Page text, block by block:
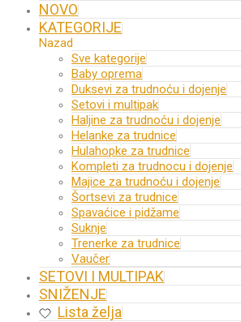
NOVO
KATEGORIJE
Nazad
Sve kategorije
Baby oprema
Duksevi za trudnoću i dojenje
Setovi i multipak
Haljine za trudnoću i dojenje
Helanke za trudnice
Hulahopke za trudnice
Kompleti za trudnocu i dojenje
Majice za trudnoću i dojenje
Šortsevi za trudnice
Spavaćice i pidžame
Suknje
Trenerke za trudnice
Vaučer
SETOVI I MULTIPAK
SNIŽENJE
Lista želja